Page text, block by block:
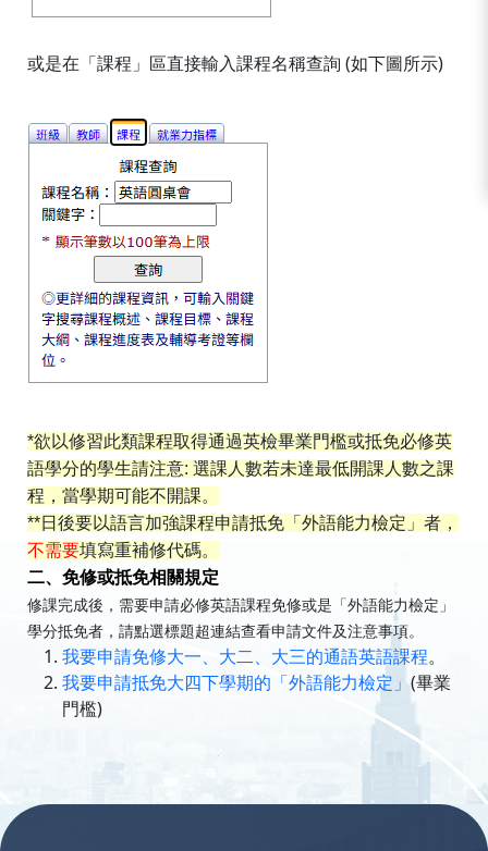
或是在「課程」區直接輸入課程名稱查詢 (如下圖所示)
*欲以修習此類課程取得通過英檢畢業門檻或抵免必修英
語學分的學生請注意: 選課人數若未達最低開課人數之課
程，當學期可能不開課。
**日後要以語言加強課程申請抵免「外語能力檢定」者，
不需要填寫重補修代碼。
二、免修或抵免相關規定
修課完成後，需要申請必修英語課程免修或是「外語能力檢定」
學分抵免者，請點選標題超連結查看申請文件及注意事項。
我要申請免修大一、大二、大三的通語英語課程。
我要申請抵免大四下學期的「外語能力檢定」(畢業
門檻)